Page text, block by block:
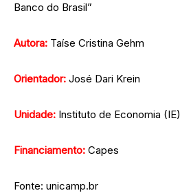
Banco do Brasil”
Autora: Taíse Cristina Gehm
Orientador: José Dari Krein
Unidade: Instituto de Economia (IE)
Financiamento: Capes
Fonte: unicamp.br